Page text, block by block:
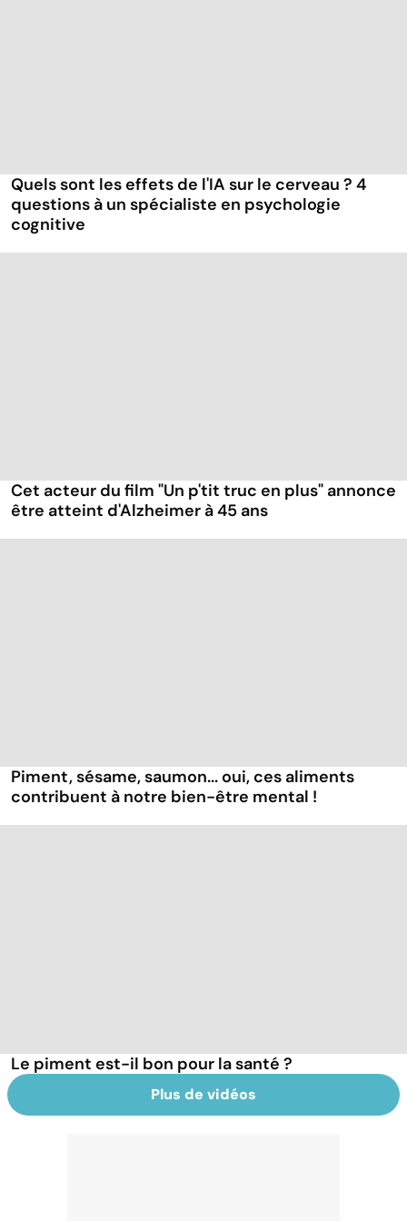
Quels sont les effets de l'IA sur le cerveau ? 4
questions à un spécialiste en psychologie
cognitive
Cet acteur du film "Un p'tit truc en plus" annonce
être atteint d'Alzheimer à 45 ans
Piment, sésame, saumon... oui, ces aliments
contribuent à notre bien-être mental !
Le piment est-il bon pour la santé ?
Plus de vidéos